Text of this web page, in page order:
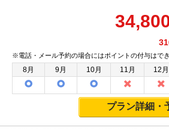
※電話・メール予約の場合にはポイントの付与はでき
8月 9月 10月 11月 12月
プラン詳細・